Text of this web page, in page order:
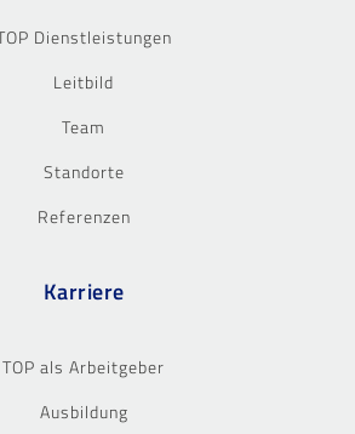
Dienstleistungen
Leitbild
Team
Standorte
Referenzen
Karriere
TOP als Arbeitgeber
Ausbildung